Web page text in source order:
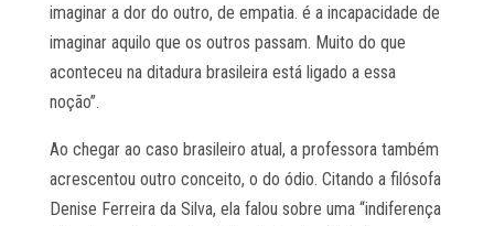
imaginar a dor do outro, de empatia. é a incapacidade de
imaginar aquilo que os outros passam. Muito do que
aconteceu na ditadura brasileira está ligado a essa
noção”.
Ao chegar ao caso brasileiro atual, a professora também
acrescentou outro conceito, o do ódio. Citando a filósofa
Denise Ferreira da Silva, ela falou sobre uma “indiferença